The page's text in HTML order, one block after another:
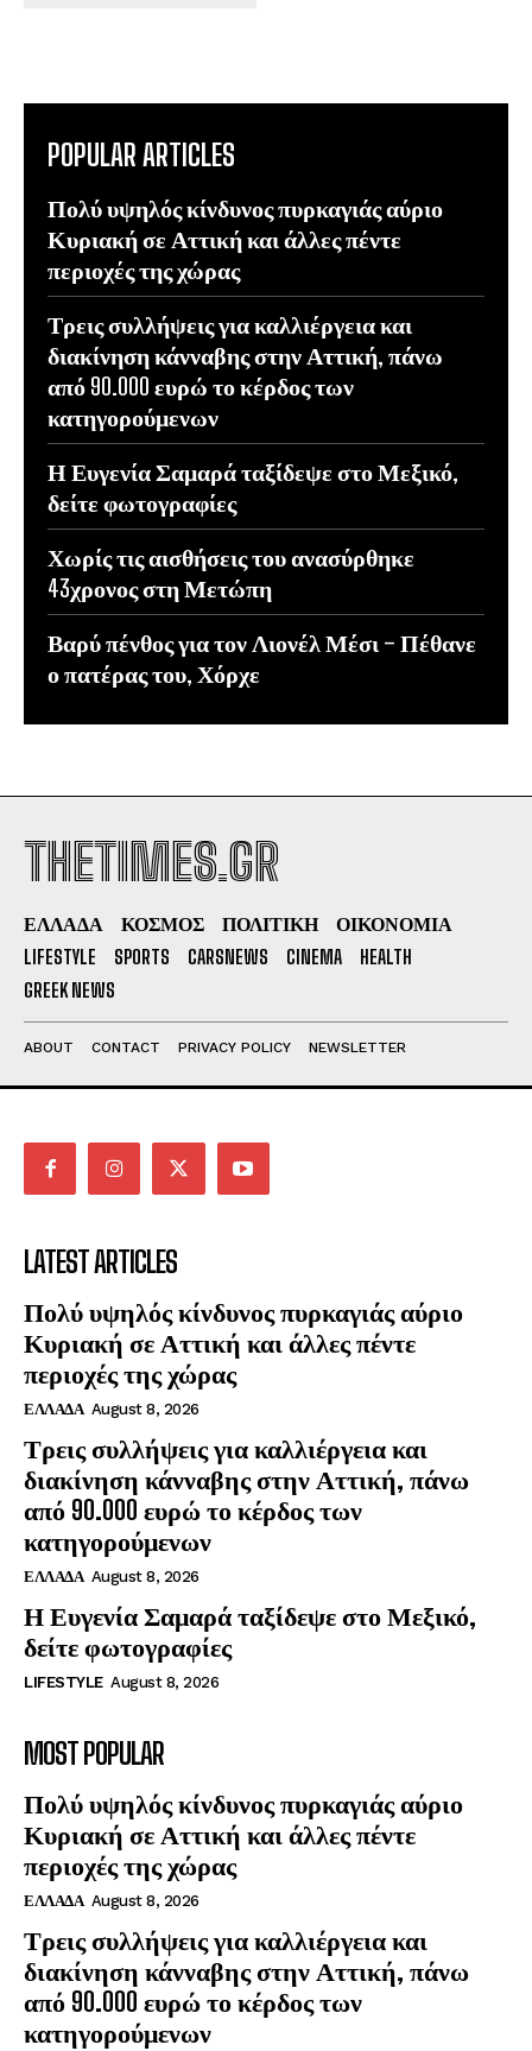
POPULAR ARTICLES
Πολύ υψηλός κίνδυνος πυρκαγιάς αύριο
Κυριακή σε Αττική και άλλες πέντε
περιοχές της χώρας
Τρεις συλλήψεις για καλλιέργεια και
διακίνηση κάνναβης στην Αττική, πάνω
από 90.000 ευρώ το κέρδος των
κατηγορούμενων
Η Ευγενία Σαμαρά ταξίδεψε στο Μεξικό,
δείτε φωτογραφίες
Χωρίς τις αισθήσεις του ανασύρθηκε
43χρονος στη Μετώπη
Βαρύ πένθος για τον Λιονέλ Μέσι – Πέθανε
ο πατέρας του, Χόρχε
THETIMES.GR
ΕΛΛΑΔΑ ΚΟΣΜΟΣ ΠΟΛΙΤΙΚΗ
ΟΙΚΟΝΟΜΙΑ
LIFESTYLE
SPORTS CARSNEWS CINEMA
HEALTH
GREEK NEWS
ABOUT CONTACT PRIVACY POLICY NEWSLETTER
LATEST ARTICLES
Πολύ υψηλός κίνδυνος πυρκαγιάς αύριο
Κυριακή σε Αττική και άλλες πέντε
περιοχές της χώρας
ΕΛΛΑΔΑ August 8, 2026
Τρεις συλλήψεις για καλλιέργεια και
διακίνηση κάνναβης στην Αττική, πάνω
από 90.000 ευρώ το κέρδος των
κατηγορούμενων
ΕΛΛΑΔΑ August 8, 2026
Η Ευγενία Σαμαρά ταξίδεψε στο Μεξικό,
δείτε φωτογραφίες
LIFESTYLE August 8, 2026
MOST POPULAR
Πολύ υψηλός κίνδυνος πυρκαγιάς αύριο
Κυριακή σε Αττική και άλλες πέντε
περιοχές της χώρας
ΕΛΛΑΔΑ August 8, 2026
Τρεις συλλήψεις για καλλιέργεια και
διακίνηση κάνναβης στην Αττική, πάνω
από 90.000 ευρώ το κέρδος των
κατηγορούμενων